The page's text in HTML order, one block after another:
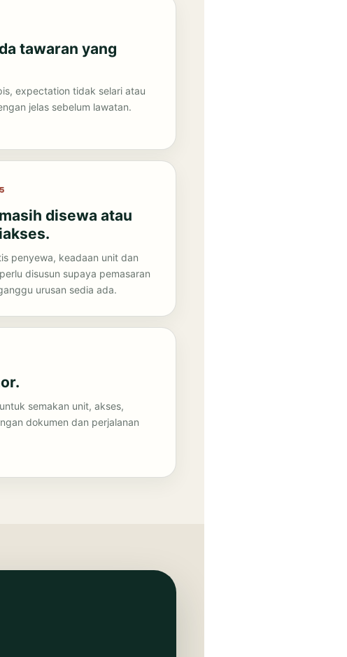
tawaran yang
expectation tidak selari atau
jelas sebelum lawatan.
disewa atau
penyewa, keadaan unit dan
disusun supaya pemasaran
urusan sedia ada.
semakan unit, akses,
dokumen dan perjalanan